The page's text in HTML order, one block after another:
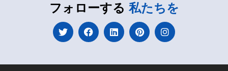
フォローする 私たちを